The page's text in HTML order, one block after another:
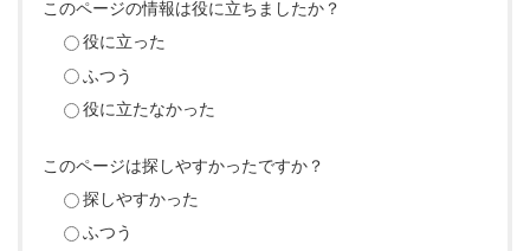
このページの情報は役に立ちましたか？
役に立った
ふつう
役に立たなかった
このページは探しやすかったですか？
探しやすかった
ふつう